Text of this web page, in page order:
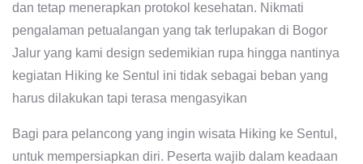
dan tetap menerapkan protokol kesehatan. Nikmati
pengalaman petualangan yang tak terlupakan di Bogor
Jalur yang kami design sedemikian rupa hingga nantinya
kegiatan Hiking ke Sentul ini tidak sebagai beban yang
harus dilakukan tapi terasa mengasyikan
Bagi para pelancong yang ingin wisata Hiking ke Sentul,
untuk mempersiapkan diri. Peserta wajib dalam keadaan